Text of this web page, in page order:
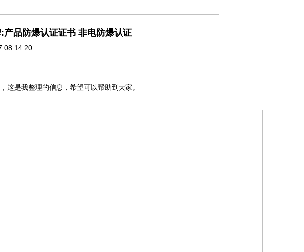
产品防爆认证证书 非电防爆认证
08:14:20
是我整理的信息，希望可以帮助到大家。